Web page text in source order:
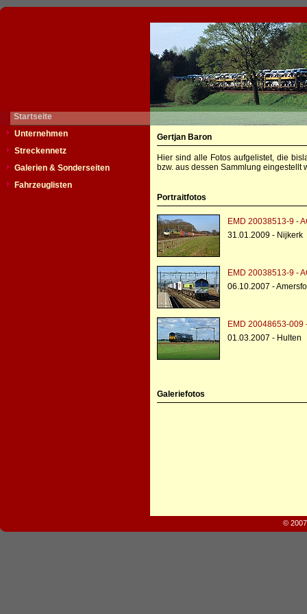
Startseite
Unternehmen
Streckennetz
Galerien & Sonderseiten
Fahrzeuglisten
Gertjan Baron
Hier sind alle Fotos aufgelistet, die
bzw. aus dessen Sammlung eingestellt
Portraitfotos
EMD 20038513-9 -
31.01.2009 - Nijkerk
EMD 20038513-9 -
06.10.2007 -
EMD 20048653-009
01.03.2007 - Hulten
Galeriefotos
©